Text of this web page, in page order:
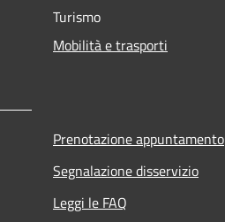
Turismo
Mobilità e trasporti
Prenotazione appuntamento
Segnalazione disservizio
Leggi le FAQ